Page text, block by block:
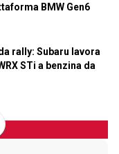
BMW Gen6
rally: Subaru lavora
STi a benzina da